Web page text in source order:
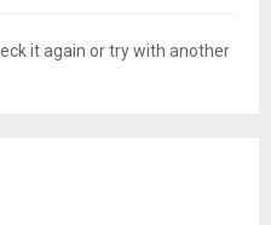
it again or try with another